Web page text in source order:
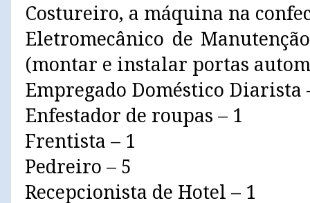
Costureiro, a máquina na
Eletromecânico de
(montar e instalar portas
Empregado Doméstico Diarista
Enfestador de roupas – 1
Frentista – 1
Pedreiro – 5
Recepcionista de Hotel – 1